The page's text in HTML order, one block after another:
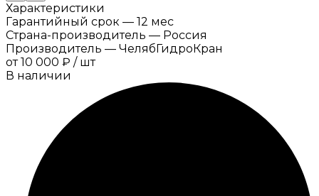
Характеристики
Гарантийный срок — 12 мес
Страна-производитель — Россия
Производитель — ЧелябГидроКран
от 10 000 ₽ / шт
В наличии